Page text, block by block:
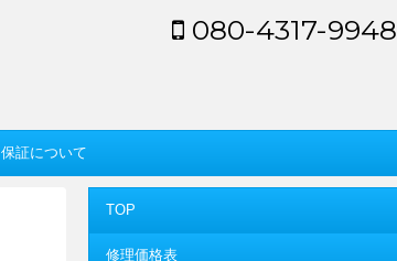
080-4317-9948
保証について
TOP
修理価格表